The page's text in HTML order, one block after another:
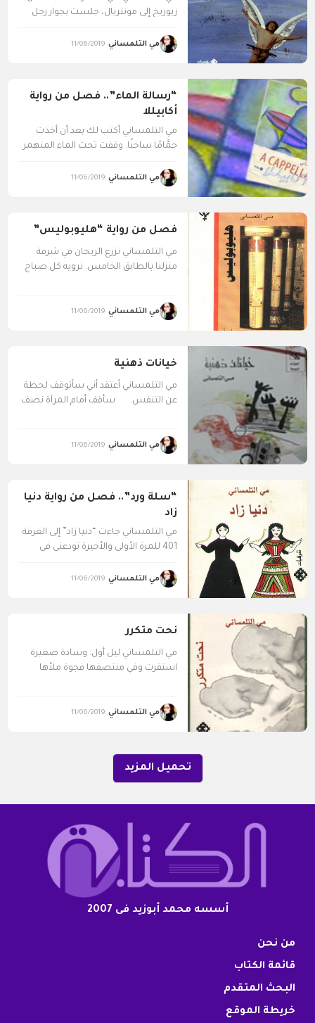
زيوريخ إلى مونتريال، جلست بجوار رجل
مي التلمساني 11/06/2019
“رسالة الماء”.. فصل من رواية
أكابيللا
مي التلمساني أكتب لك بعد أن أخذت
حمَّامًا ساخنًا. وقفت تحت الماء المنهمر
مي التلمساني 11/06/2019
فصل من رواية “هليوبوليس”
مي التلمساني نزرع الريحان في شرفة
منزلنا بالطابق الخامس. نرويه كل صباح
مي التلمساني 11/06/2019
خيانات ذهنية
مي التلمساني أعتقد أني سأتوقف لحظة
عن التنفس. سأقف أمام المرآة نصف
مي التلمساني 11/06/2019
“سلة ورد”.. فصل من رواية دنيا
زاد
مي التلمساني جاءت “دنيا زاد” إلى الغرفة
401 للمرة الأولى والأخيرة تودعني في
مي التلمساني 11/06/2019
نحت متكرر
مي التلمساني ليل أول: وسادة صغيرة
استقرت وفي منتصفها فجوة ملأها
مي التلمساني 11/06/2019
تحميل المزيد
أسسه محمد أبوزيد فى 2007
من نحن
قائمة الكتاب
البحث المتقدم
خريطة الموقع